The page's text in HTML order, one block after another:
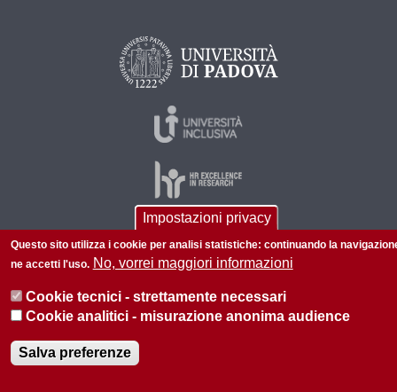
© 2026 Università di Padova - Tutti i diritti riservati
Informazioni su questo sito
Impostazioni privacy
Questo sito utilizza i cookie per analisi statistiche: continuando la
ne accetti l'uso. No, vorrei maggiori informazioni
Cookie tecnici - strettamente necessari
Cookie analitici - misurazione anonima audience
Salva preferenze